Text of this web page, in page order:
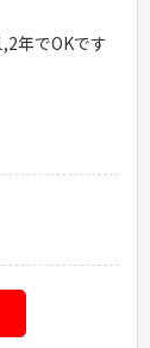
年でOKです